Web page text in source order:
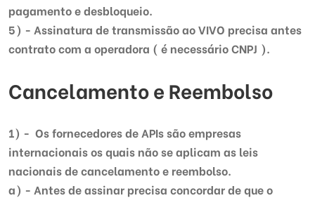
pagamento e desbloqueio.
5) - Assinatura de transmissão ao VIVO precisa antes
contrato com a operadora ( é necessário CNPJ ).
Cancelamento e Reembolso
1) - Os fornecedores de APIs são empresas
internacionais os quais não se aplicam as leis
nacionais de cancelamento e reembolso.
a) - Antes de assinar precisa concordar de que o